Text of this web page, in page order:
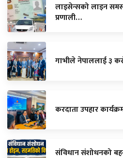
लाइसेन्सको लाइन
प्रणाली…
गाभीले नेपाललाई ३
करदाता उपहार
संविधान संशोधनको